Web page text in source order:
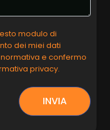
modulo di
dei miei dati
e confermo
privacy.
INVIA